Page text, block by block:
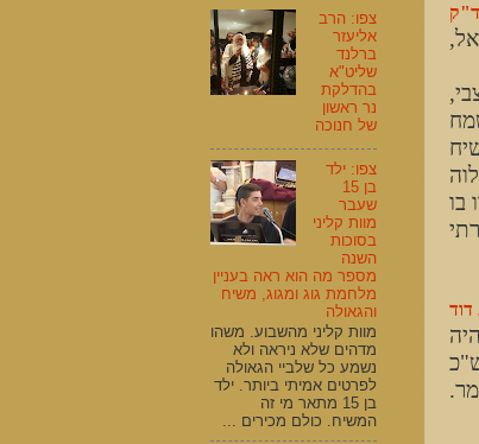
בו
דוד
צפו: הרב
אליעזר
ברלנד
שליט"א
בהדלקת
נר ראשון
של חנוכה
צפו: ילד
בן 15
שעבר
מוות קליני
בסוכות
השנה
מספר מה הוא ראה בעניין
מלחמת גוג ומגוג, משיח
והגאולה
מוות קליני מהשבוע. משהו
מדהים שלא ניראה ולא
נשמע כל שלביי הגאולה
לפרטים אמיתי ביותר. ילד
בן 15 מתאר מי זה
המשיח. כולם מכירים ...